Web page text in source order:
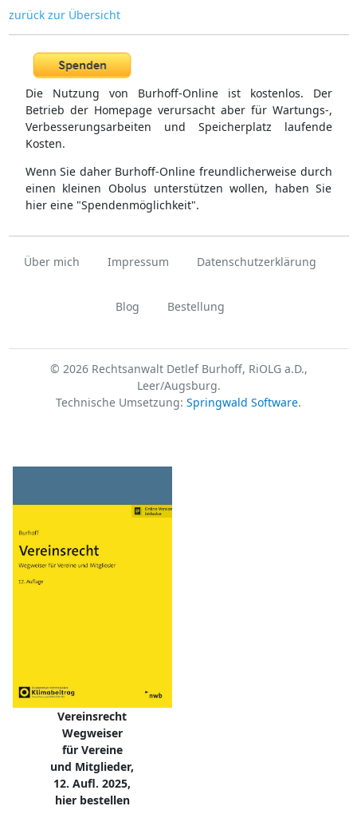
zurück zur Übersicht
Die Nutzung von Burhoff-Online ist kostenlos. Der
Betrieb der Homepage verursacht aber für Wartungs-,
Verbesserungsarbeiten und Speicherplatz laufende
Kosten.
Wenn Sie daher Burhoff-Online freundlicherweise durch
einen kleinen Obolus unterstützen wollen, haben Sie
hier eine "Spendenmöglichkeit".
Über mich Impressum Datenschutzerklärung
Blog Bestellung
© 2026 Rechtsanwalt Detlef Burhoff, RiOLG a.D.,
Leer/Augsburg.
Technische Umsetzung: Springwald Software.
Vereinsrecht
Wegweiser
für Vereine
und Mitglieder,
12. Aufl. 2025,
hier bestellen